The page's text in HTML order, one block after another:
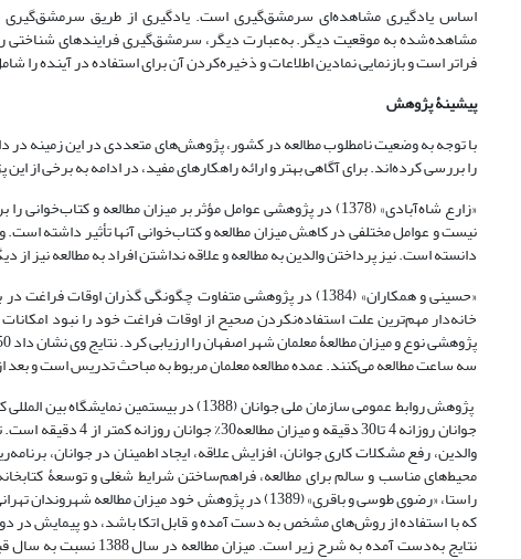
اساس یادگیری مشاهده‌ای سرمشق‌گیری است. یادگیری از طریق سرمشق‌گیری
مشاهده‌شده به موقعیت دیگر. به‌عبارت دیگر، سرمشق‌گیری فرایندهای شناختی
فراتر است و بازنمایی نمادین اطلاعات و ذخیره‌کردن آن برای استفاده در آینده را شامل می‌شود
پیشینۀ پژوهش
با توجه به وضعیت نامطلوب مطالعه در کشور، پژوهش‌های متعددی در این زمینه
را بررسی کرده‌اند. برای آگاهی بهتر و ارائه راهکارهای مفید، در ادامه به برخی از
«زارع شاه‌آبادی» (1378) در پژوهشی عوامل مؤثر بر میزان
نیست و عوامل مختلفی در کاهش میزان مطالعه و کتاب‌خوانی آنها تأثیر داشته
دانسته است. نیز پرداختن والدین به مطالعه و علاقه نداشتن افراد به مطالعه نیز
«حسینی و همکاران» (1384) در پژوهشی متفاوت چگونگی گذران
سه ساعت مطالعه می‌کنند. عمده مطالعه معلمان مربوط به مباحث تدریس است و بعد
والدین، رفع مشکلات کاری جوانان، افزایش علاقه، ایجاد اطمینان در جوانان،
محیط‌های مناسب و سالم برای مطالعه، فراهم‌ساختن شرایط‌ شغلی و توسعۀ